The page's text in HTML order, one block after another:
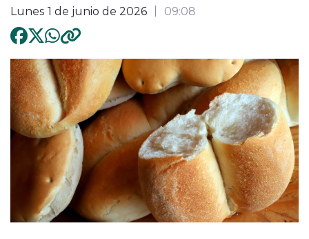
Lunes 1 de junio de 2026 09:08